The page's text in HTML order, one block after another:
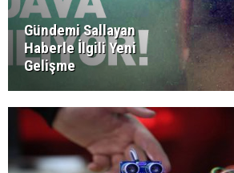
Gündemi Sallayan
Haberle İlgili Yeni
Gelişme